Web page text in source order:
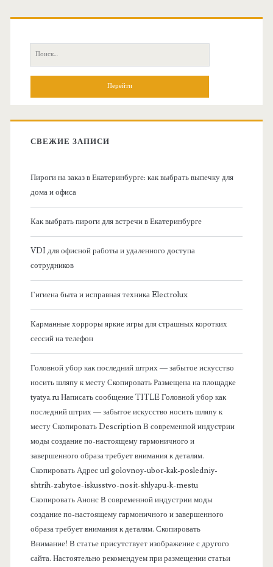
О
П
о
:
СВЕЖИЕ ЗАПИСИ
Пироги на заказ в Екатеринбурге: как выбрать выпечку для
дома и офиса
Как выбрать пироги для встречи в Екатеринбурге
VDI для офисной работы и удаленного доступа
сотрудников
Гигиена быта и исправная техника Electrolux
Карманные хорроры яркие игры для страшных коротких
сессий на телефон
Головной убор как последний штрих — забытое искусство
носить шляпу к месту Скопировать Размещена на площадке
tyatya.ru Написать сообщение TITLE Головной убор как
последний штрих — забытое искусство носить шляпу к
месту Скопировать Description В современной индустрии
моды создание по-настоящему гармоничного и
завершенного образа требует внимания к деталям.
Скопировать Адрес url golovnoy-ubor-kak-posledniy-
shtrih-zabytoe-iskusstvo-nosit-shlyapu-k-mestu
Скопировать Анонс В современной индустрии моды
создание по-настоящему гармоничного и завершенного
образа требует внимания к деталям. Скопировать
Внимание! В статье присутствует изображение с другого
сайта. Настоятельно рекомендуем при размещении статьи